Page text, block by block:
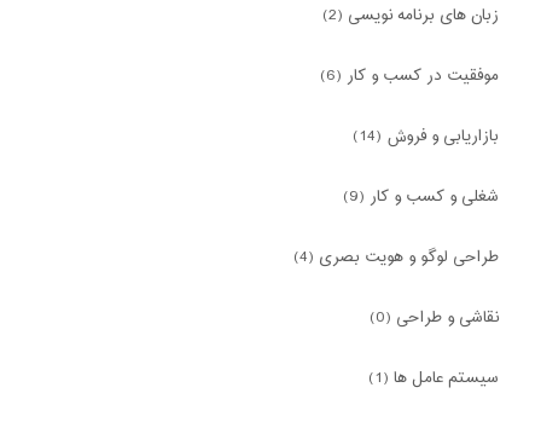
زبان های برنامه نویسی (2)
موفقیت در کسب و کار (6)
بازاریابی و فروش (14)
شغلی و کسب و کار (9)
طراحی لوگو و هویت بصری (4)
نقاشی و طراحی (0)
سیستم عامل ها (1)